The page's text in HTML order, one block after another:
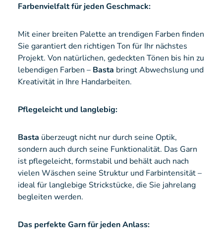
Farbenvielfalt für jeden Geschmack:
Mit einer breiten Palette an trendigen Farben finden
Sie garantiert den richtigen Ton für Ihr nächstes
Projekt. Von natürlichen, gedeckten Tönen bis hin zu
lebendigen Farben – Basta bringt Abwechslung und
Kreativität in Ihre Handarbeiten.
Pflegeleicht und langlebig:
Basta überzeugt nicht nur durch seine Optik,
sondern auch durch seine Funktionalität. Das Garn
ist pflegeleicht, formstabil und behält auch nach
vielen Wäschen seine Struktur und Farbintensität –
ideal für langlebige Strickstücke, die Sie jahrelang
begleiten werden.
Das perfekte Garn für jeden Anlass: